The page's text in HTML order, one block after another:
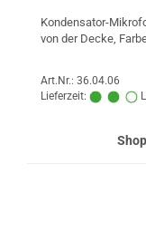
Kondensator-
von der Decke,
Art.Nr.: 36.04.06
Lieferzeit: